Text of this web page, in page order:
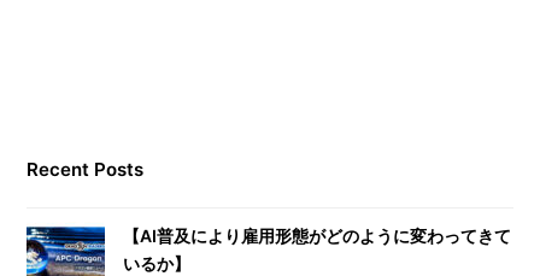
Recent Posts
【AI普及により雇用形態がどのように変わってきて
いるか】